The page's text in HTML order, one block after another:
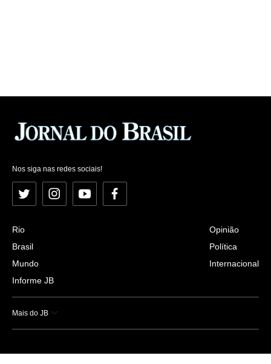
Nos siga nas redes sociais!
Twitter InstagramYouTubeFacebook
Rio
Brasil
Mundo
Informe JB
Opinião
Política
Internacional
Mais do JB
Esportes